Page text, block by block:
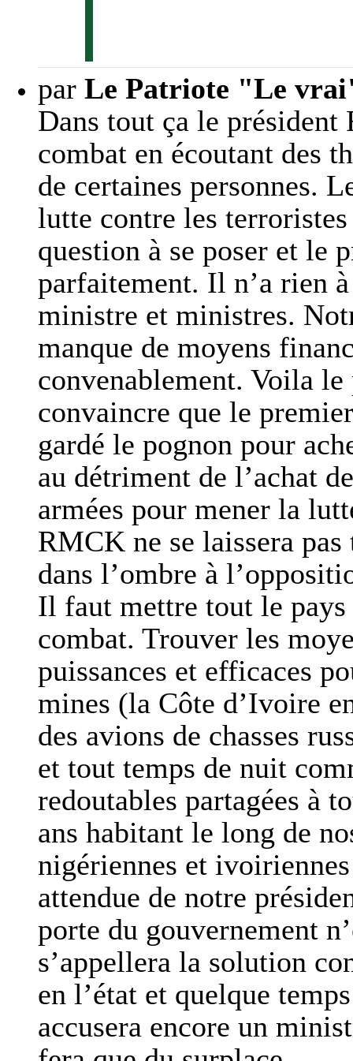
par Le Patriote "Le
Dans tout ça le
combat en écoutant des
de certaines personnes.
lutte contre les
question à se poser et le
parfaitement. Il n’a rien
ministre et ministres.
manque de moyens
convenablement. Voila
convaincre que le
gardé le pognon pour
au détriment de l’achat
armées pour mener la
RMCK ne se laissera
dans l’ombre à
Il faut mettre tout le
combat. Trouver les
puissances et efficaces
mines (la Côte d’Ivoire
des avions de chasses
et tout temps de nuit
redoutables partagées à
ans habitant le long de
nigériennes et
attendue de notre
porte du gouvernement
s’appellera la solution
en l’état et quelque
accusera encore un